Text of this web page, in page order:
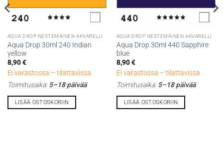
AQUA DROP NESTEMÄINEN AKVARELLI
Aqua Drop 30ml 240 Indian
yellow
8,90€
Ei varastossa – tilattavissa
Toimitusaika:5–18 päivää
LISÄÄ OSTOSKORIIN
AQUA DROP NESTEMÄINEN AKVARELLI
Aqua Drop 30ml 440 Sapphire
blue
8,90€
Ei varastossa – tilattavissa
Toimitusaika:5–18 päivää
LISÄÄ OSTOSKORIIN